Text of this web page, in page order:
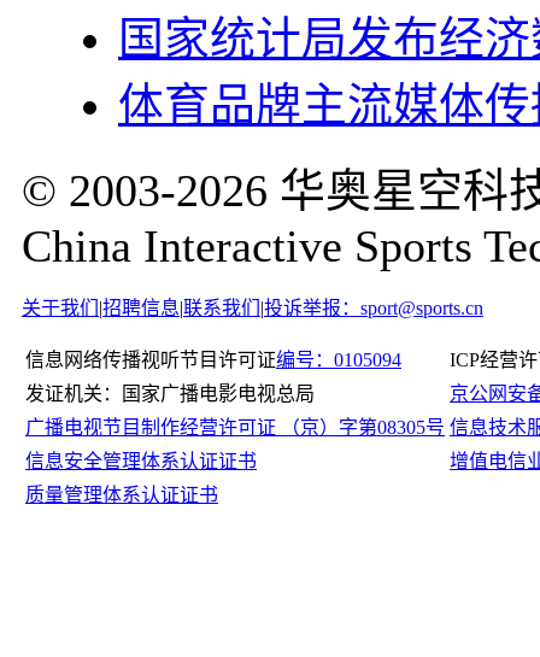
国家统计局发布经
体育品牌主流媒体
© 2003-2026 华奥星空科
China Interactive Sports
关于我们 |招聘信息|联系我们 |投诉举报：sport@sports.cn
信息网络传播视听节目许可证编号：0105094
ICP经营
发证机关：国家广播电影电视总局
京公网安
广播电视节目制作经营许可证 （京）字第08305号 信息技术
信息安全管理体系认证证书
增值电信
质量管理体系认证证书